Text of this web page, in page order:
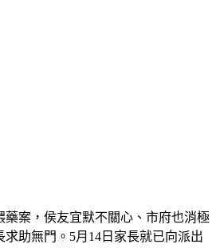
藥案，侯友宜默不關心、市府也消極
助無門。5月14日家長就已向派出